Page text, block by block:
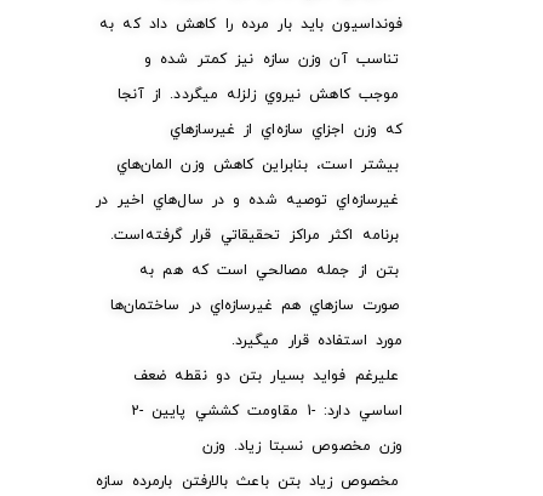
فونداسيون بايد بار مرده را كاهش داد كه به
تناسب آن وزن سازه نيز كمتر شده و
موجب كاهش نيروي زلزله ميگردد. از آنجا
كه وزن اجزاي سازه‌اي از غيرسازهاي
بيشتر است، بنابراين كاهش وزن المان‌هاي
غيرسازه‌اي توصيه شده و در سال‌هاي اخير در
برنامه اكثر مراكز تحقيقاتي قرار گرفته‌است.
بتن از جمله مصالحي است كه هم به
صورت سازهاي هم غيرسازه‌اي در ساختمان‌ها
مورد استفاده قرار ميگيرد.
عليرغم فوايد بسيار بتن دو نقطه ضعف
اساسي دارد: -1 مقاومت كششي پايين -2
وزن مخصوص نسبتا زياد. وزن
مخصوص زياد بتن باعث بالارفتن بارمرده سازه